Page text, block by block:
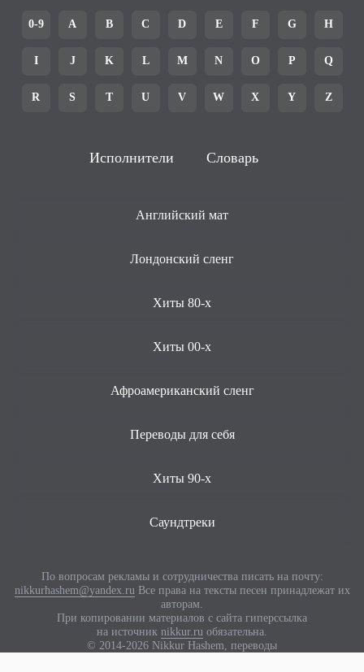
0-9 A B C D E F G H
I J K L M N O P Q
R S T U V W X Y Z
Исполнители Словарь
Английский мат
Лондонский сленг
Хиты 80-х
Хиты 00-х
Афроамериканский сленг
Переводы для себя
Хиты 90-х
Саундтреки
По вопросам рекламы и сотрудничества писать на почту:
nikkurhashem@yandex.ruВсе права на тексты песен принадлежат их
авторам.
При копировании материалов с сайта гиперссылка
на источник nikkur.ru обязательна.
© 2014-2026 Nikkur Hashem, переводы